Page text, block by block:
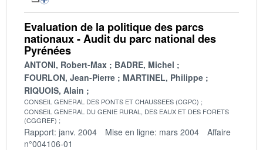
Evaluation de la politique des parcs
nationaux - Audit du parc national des
Pyrénées
ANTONI, Robert-Max
BADRE, Michel
FOURLON, Jean-Pierre
MARTINEL, Philippe
RIQUOIS, Alain
CONSEIL GENERAL DES PONTS ET CHAUSSEES (CGPC)
CONSEIL GENERAL DU GENIE RURAL, DES EAUX ET DES FORETS
(CGGREF)
Rapport: janv. 2004 Mise en ligne: mars 2004
Affaire
n°004106-01